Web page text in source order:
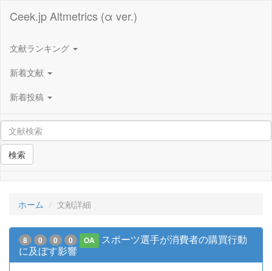
Ceek.jp Altmetrics (α ver.)
文献ランキング
新着文献
新着投稿
検索
ホーム 文献詳細
8 0 0 0 OA
スポーツ選手が消費者の購買行動
に及ぼす影響